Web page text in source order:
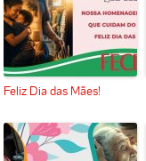
Feliz Dia das Mães!